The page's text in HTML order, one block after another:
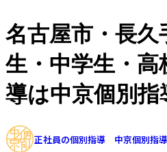
名古屋市・長久
生・中学生・高
導は中京個別指
正社員の個別指導 中京個別指